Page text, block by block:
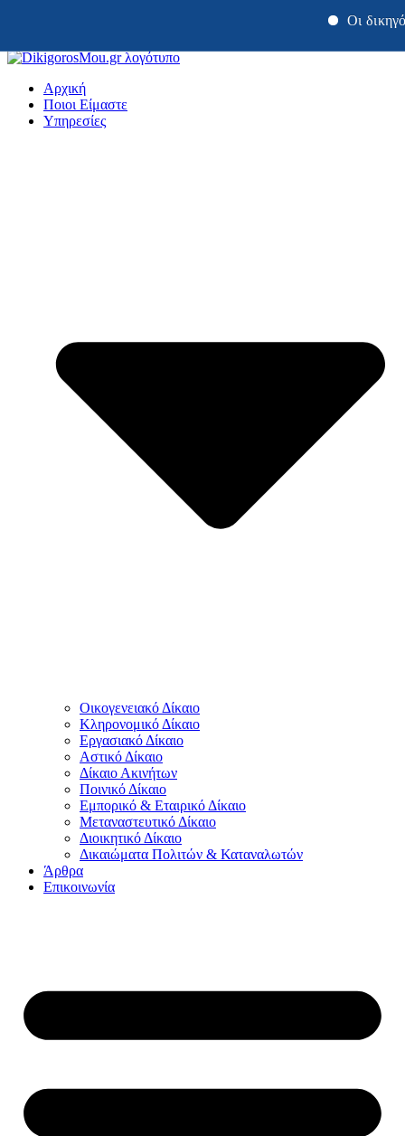
Οι δικηγόροι
Μετάβαση
περιεχόμενο
Αρχική
Ποιοι Είμαστε
Υπηρεσίες
Οικογενειακό Δίκαιο
Κληρονομικό Δίκαιο
Εργασιακό Δίκαιο
Αστικό Δίκαιο
Δίκαιο Ακινήτων
Ποινικό Δίκαιο
Εμπορικό & Εταιρικό Δίκαιο
Μεταναστευτικό Δίκαιο
Διοικητικό Δίκαιο
Δικαιώματα Πολιτών & Καταναλωτών
Άρθρα
Επικοινωνία